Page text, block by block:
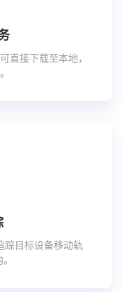
直接下载至本地，
踪目标设备移动轨